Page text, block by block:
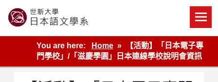
content
世新大學教學單位的網站
You are here:
Home
【活動】「日本電子專
門學校」/「滋慶學園」日本連線學校說明會資訊